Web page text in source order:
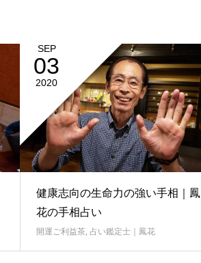
SEP
03
2020
健康志向の生命力の強い手相｜鳳
花の手相占い
開運ご利益茶, 占い鑑定士｜鳳花